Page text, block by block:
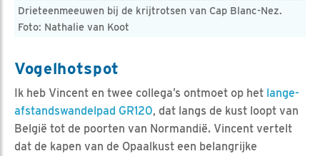
Drieteenmeeuwen bij de krijtrotsen van Cap Blanc-Nez.
Foto: Nathalie van Koot
Vogelhotspot
Ik heb Vincent en twee collega’s ontmoet op het lange-
afstandswandelpad GR120, dat langs de kust loopt van
België tot de poorten van Normandië. Vincent vertelt
dat de kapen van de Opaalkust een belangrijke